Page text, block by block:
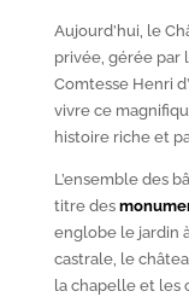
Aujourd’hui, le
privée, gérée par
Comtesse Henri
vivre ce
histoire riche et
L’ensemble des
titre des
englobe le jardin
castrale, le
la chapelle et les